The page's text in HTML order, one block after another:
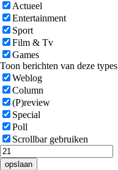
Actueel
Entertainment
Sport
Film & Tv
Games
Toon berichten van deze types
Weblog
Column
(P)review
Special
Poll
Scrollbar gebruiken
opslaan